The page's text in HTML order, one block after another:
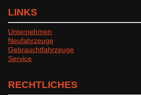
LINKS
Unternehmen
Neufahrzeuge
Gebrauchtfahrzeuge
Service
RECHTLICHES